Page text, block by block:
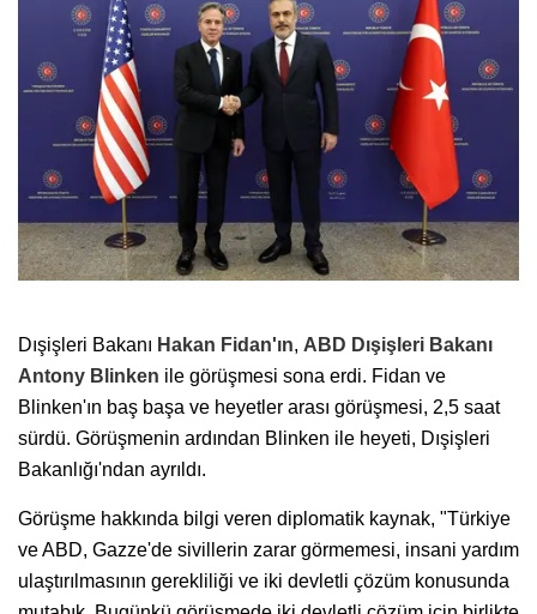
Dışişleri Bakanı Hakan Fidan'ın, ABD Dışişleri Bakanı
Antony Blinken ile görüşmesi sona erdi. Fidan ve
Blinken'ın baş başa ve heyetler arası görüşmesi, 2,5 saat
sürdü. Görüşmenin ardından Blinken ile heyeti, Dışişleri
Bakanlığı'ndan ayrıldı.
Görüşme hakkında bilgi veren diplomatik kaynak, "Türkiye
ve ABD, Gazze'de sivillerin zarar görmemesi, insani yardım
ulaştırılmasının gerekliliği ve iki devletli çözüm konusunda